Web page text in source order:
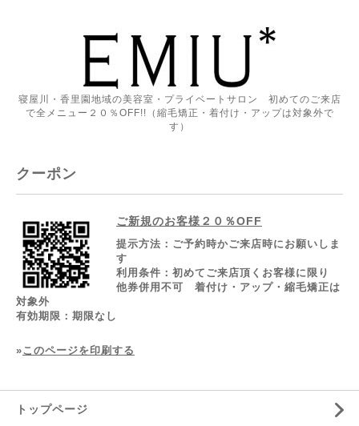
寝屋川・香里園地域の美容室・プライベートサロン 初めてのご来店
で全メニュー２０％OFF!!（縮毛矯正・着付け・アップは対象外で
す）
クーポン
ご新規のお客様２０％OFF
提示方法： ご予約時かご来店時にお願いしま
す
利用条件： 初めてご来店頂くお客様に限り
他券併用不可 着付け・アップ・縮毛矯正は
対象外
有効期限： 期限なし
»このページを印刷する
トップページ